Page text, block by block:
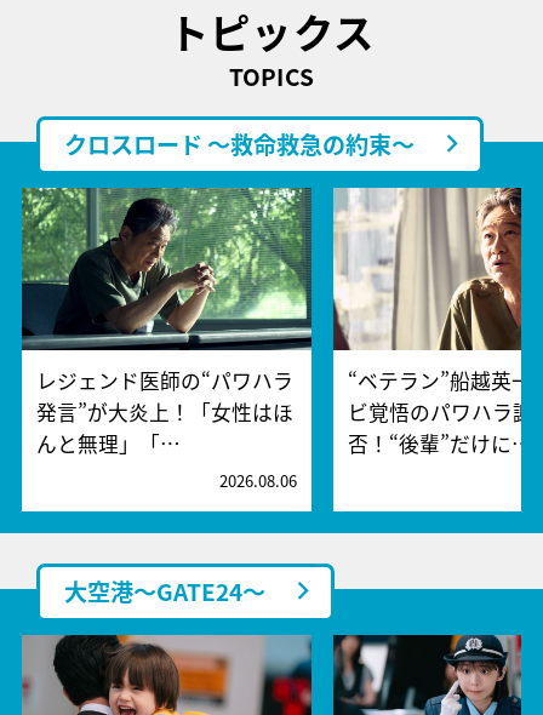
トピックス
TOPICS
クロスロード ～救命救急の約束～
レジェンド医師の“パワハラ
発言”が大炎上！「女性はほ
んと無理」「…
2026.08.06
“ベテラン”船越英一
ビ覚悟のパワハラ謝
否！“後輩”だけに…
大空港～GATE24～